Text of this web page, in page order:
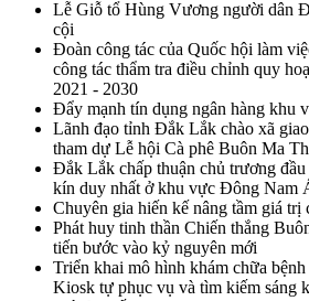
Lễ Giỗ tổ Hùng Vương người dân
cội
Đoàn công tác của Quốc hội làm
công tác thẩm tra điều chỉnh quy
2021 - 2030
Đẩy mạnh tín dụng ngân hàng khu
Lãnh đạo tỉnh Đắk Lắk chào xã
tham dự Lễ hội Cà phê Buôn Ma
Đắk Lắk chấp thuận chủ trương
kín duy nhất ở khu vực Đông Nam
Chuyên gia hiến kế nâng tầm giá trị
Phát huy tinh thần Chiến thắng
tiến bước vào kỷ nguyên mới
Triển khai mô hình khám chữa
Kiosk tự phục vụ và tìm kiếm sáng